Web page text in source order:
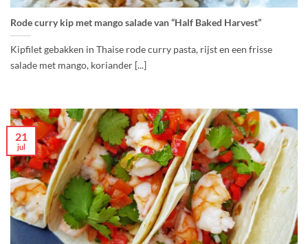
Rode curry kip met mango salade van “Half Baked Harvest”
Kipfilet gebakken in Thaise rode curry pasta, rijst en een frisse
salade met mango, koriander [...]
21
jul